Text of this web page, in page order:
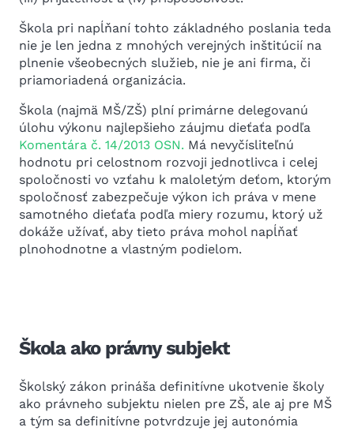
Škola pri napĺňaní tohto základného poslania teda
nie je len jedna z mnohých verejných inštitúcií na
plnenie všeobecných služieb, nie je ani firma, či
priamoriadená organizácia.
Škola (najmä MŠ/ZŠ) plní primárne delegovanú
úlohu výkonu najlepšieho záujmu dieťaťa podľa
Komentára č. 14/2013 OSN. Má nevyčísliteľnú
hodnotu pri celostnom rozvoji jednotlivca i celej
spoločnosti vo vzťahu k maloletým deťom, ktorým
spoločnosť zabezpečuje výkon ich práva v mene
samotného dieťaťa podľa miery rozumu, ktorý už
dokáže užívať, aby tieto práva mohol napĺňať
plnohodnotne a vlastným podielom.
Škola ako právny subjekt
Školský zákon prináša definitívne ukotvenie školy
ako právneho subjektu nielen pre ZŠ, ale aj pre MŠ
a tým sa definitívne potvrdzuje jej autonómia